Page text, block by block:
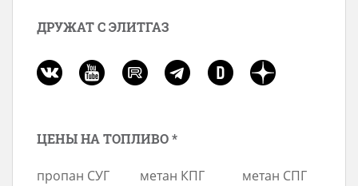
ДРУЖАТ С ЭЛИТГАЗ
ЦЕНЫ НА ТОПЛИВО *
пропан СУГ
метан КПГ
метан СПГ